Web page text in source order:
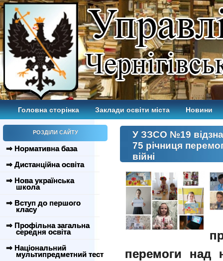
Головна сторінка Заклади освіти міста Новини
РОЗДІЛИ САЙТУ
⇒ Нормативна база
⇒ Дистанційна освіта
⇒ Нова українська
школа
⇒ Вступ до першого
класу
⇒ Профільна загальна
середня освіта
⇒ Національний
мультипредметний тест
У ЗЗСО №19
75 річниця
війні
перемоги над